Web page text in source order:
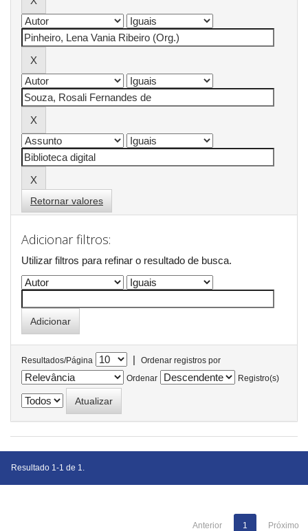
Retornar valores
Adicionar filtros:
Utilizar filtros para refinar o resultado de busca.
Resultados/Página |
Ordenar registros por
Ordenar
Registro(s)
Resultado 1-1 de 1.
Anterior 1 Próximo